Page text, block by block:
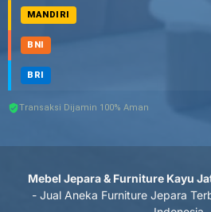
MANDIRI
BNI
BRI
Transaksi Dijamin 100% Aman
Mebel Jepara & Furniture Kayu
- Jual Aneka Furniture Jepara